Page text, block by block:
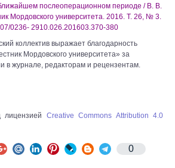
послеоперационном периоде / В. В.
Мордовского университета. 2016. Т. 26, № 3.
0236- 2910.026.201603.370-380
коллектив выражает благодарность
Мордовского университета» за
в журнале, редакторам и рецензентам.
лицензией Creative Commons Attribution 4.0
0